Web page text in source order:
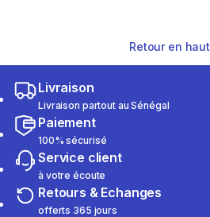
Retour en haut
Livraison
Livraison partout au Sénégal
Paiement
100% sécurisé
Service client
à votre écoute
Retours & Echanges
offerts 365 jours